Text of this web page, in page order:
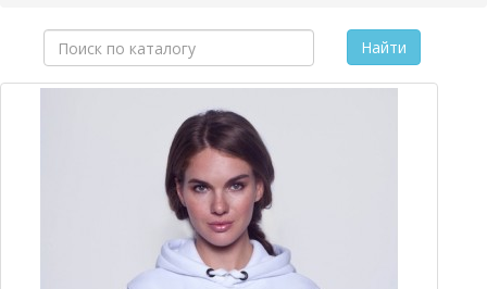
Найти